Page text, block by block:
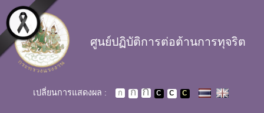
Skip to main content
ศูนย์ปฏิบัติการต่อต้านการทุจริต
เปลี่ยนการแสดงผล :